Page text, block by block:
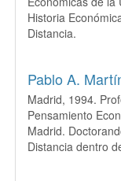
Historia
Distancia.
Pablo A.
Madrid, 1994.
Pensamiento
Madrid.
Distancia dentro